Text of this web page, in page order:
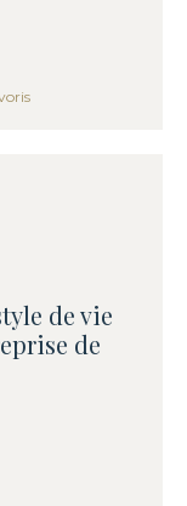
de vie
de